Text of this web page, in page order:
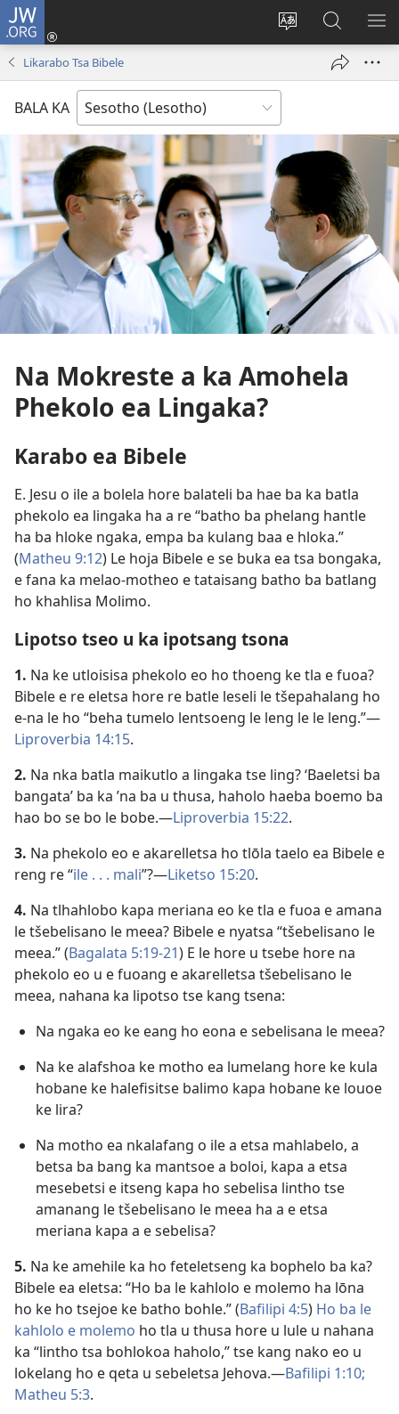
JW.ORG
Fetola
Kena
(opens
Batla
JW.ORG/
Likarabo Tsa Bibele
BALA KA
Na Mokreste a ka Amohela
Phekolo ea Lingaka?
Karabo ea Bibele
E. Jesu o ile a bolela hore balateli ba hae ba ka batla
phekolo ea lingaka ha a re “batho ba phelang hantle
ha ba hloke ngaka, empa ba kulang baa e hloka.”
(Matheu 9:12) Le hoja Bibele e se buka ea tsa bongaka,
e fana ka melao-motheo e tataisang batho ba batlang
ho khahlisa Molimo.
Lipotso tseo u ka ipotsang tsona
1. Na ke utloisisa phekolo eo ho thoeng ke tla e fuoa?
Bibele e re eletsa hore re batle leseli le tšepahalang ho
e-na le ho “beha tumelo lentsoeng le leng le le leng.”—
Liproverbia 14:15.
2. Na nka batla maikutlo a lingaka tse ling? ‘Baeletsi ba
bangata’ ba ka ’na ba u thusa, haholo haeba boemo ba
hao bo se bo le bobe.—Liproverbia 15:22.
3. Na phekolo eo e akarelletsa ho tlōla taelo ea Bibele e
reng re “ile . . . mali”?—Liketso 15:20.
4. Na tlhahlobo kapa meriana eo ke tla e fuoa e amana
le tšebelisano le meea? Bibele e nyatsa “tšebelisano le
meea.” (Bagalata 5:19-21) E le hore u tsebe hore na
phekolo eo u e fuoang e akarelletsa tšebelisano le
meea, nahana ka lipotso tse kang tsena:
Na ngaka eo ke eang ho eona e sebelisana le meea?
Na ke alafshoa ke motho ea lumelang hore ke kula
hobane ke halefisitse balimo kapa hobane ke louoe
ke lira?
Na motho ea nkalafang o ile a etsa mahlabelo, a
betsa ba bang ka mantsoe a boloi, kapa a etsa
mesebetsi e itseng kapa ho sebelisa lintho tse
amanang le tšebelisano le meea ha a e etsa
meriana kapa a e sebelisa?
5. Na ke amehile ka ho feteletseng ka bophelo ba ka?
Bibele ea eletsa: “Ho ba le kahlolo e molemo ha lōna
ho ke ho tsejoe ke batho bohle.” (Bafilipi 4:5) Ho ba le
kahlolo e molemo ho tla u thusa hore u lule u nahana
ka “lintho tsa bohlokoa haholo,” tse kang nako eo u
lokelang ho e qeta u sebeletsa Jehova.—Bafilipi 1:10;
Matheu 5:3.